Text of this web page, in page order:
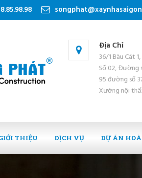
Địa Chỉ
36/1 Bàu Cát
Số 02, Đường
95 đường số
Xưởng nội
THIỆU DỊCH VỤ DỰ ÁN